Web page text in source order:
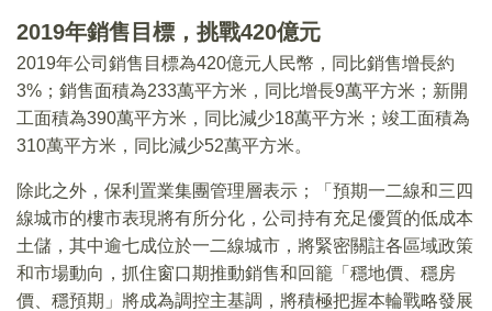
2019年銷售目標，挑戰420億元
2019年公司銷售目標為420億元人民幣，同比銷售增長約
3%；銷售面積為233萬平方米，同比增長9萬平方米；新開
工面積為390萬平方米，同比減少18萬平方米；竣工面積為
310萬平方米，同比減少52萬平方米。
除此之外，保利置業集團管理層表示；「預期一二線和三四
線城市的樓市表現將有所分化，公司持有充足優質的低成本
土儲，其中逾七成位於一二線城市，將緊密關註各區域政策
和市場動向，抓住窗口期推動銷售和回籠「穩地價、穩房
價、穩預期」將成為調控主基調，將積極把握本輪戰略發展